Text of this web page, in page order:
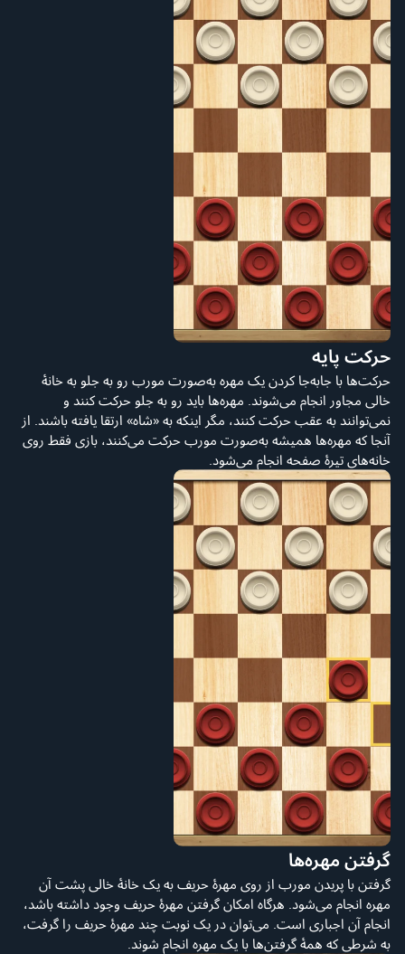
حرکت پایه
حرکت‌ها با جابه‌جا کردن یک مهره به‌صورت مورب رو به جلو به خانهٔ
خالی مجاور انجام می‌شوند. مهره‌ها باید رو به جلو حرکت کنند و
نمی‌توانند به عقب حرکت کنند، مگر اینکه به «شاه» ارتقا یافته باشند. از
آنجا که مهره‌ها همیشه به‌صورت مورب حرکت می‌کنند، بازی فقط روی
خانه‌های تیرهٔ صفحه انجام می‌شود.
گرفتن مهره‌ها
گرفتن با پریدن مورب از روی مهرهٔ حریف به یک خانهٔ خالی پشت آن
مهره انجام می‌شود. هرگاه امکان گرفتن مهرهٔ حریف وجود داشته باشد،
انجام آن اجباری است. می‌توان در یک نوبت چند مهرهٔ حریف را گرفت،
به شرطی که همهٔ گرفتن‌ها با یک مهره انجام شوند.